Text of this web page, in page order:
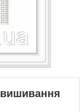
вишивання